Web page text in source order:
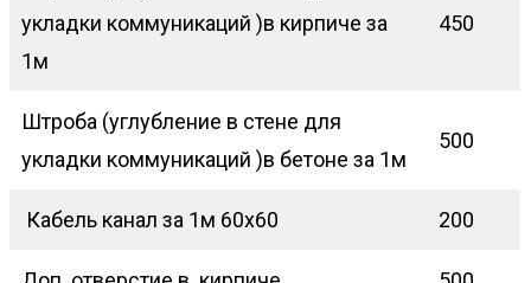
укладки коммуникаций )в кирпиче за
1м
450
Штроба (углубление в стене для
укладки коммуникаций )в бетоне за 1м
500
Кабель канал за 1м 60х60 200